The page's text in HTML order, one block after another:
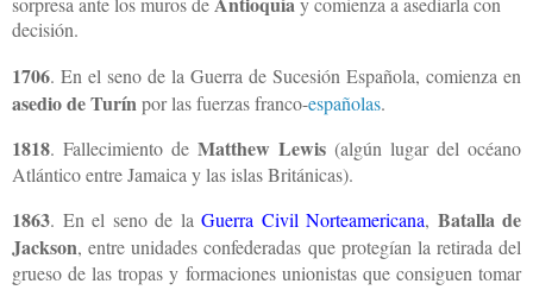
decisión.
1706. En el seno de la Guerra de Sucesión Española, comienza en
asedio de Turín por las fuerzas franco-españolas.
1818. Fallecimiento de Matthew Lewis (algún lugar del océano
Atlántico entre Jamaica y las islas Británicas).
1863. En el seno de la Guerra Civil Norteamericana, Batalla de
Jackson, entre unidades confederadas que protegían la retirada del
grueso de las tropas y formaciones unionistas que consiguen tomar